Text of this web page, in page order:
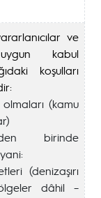
ve
kabul
koşulları
(kamu
birinde
(denizaşırı
dâhil –